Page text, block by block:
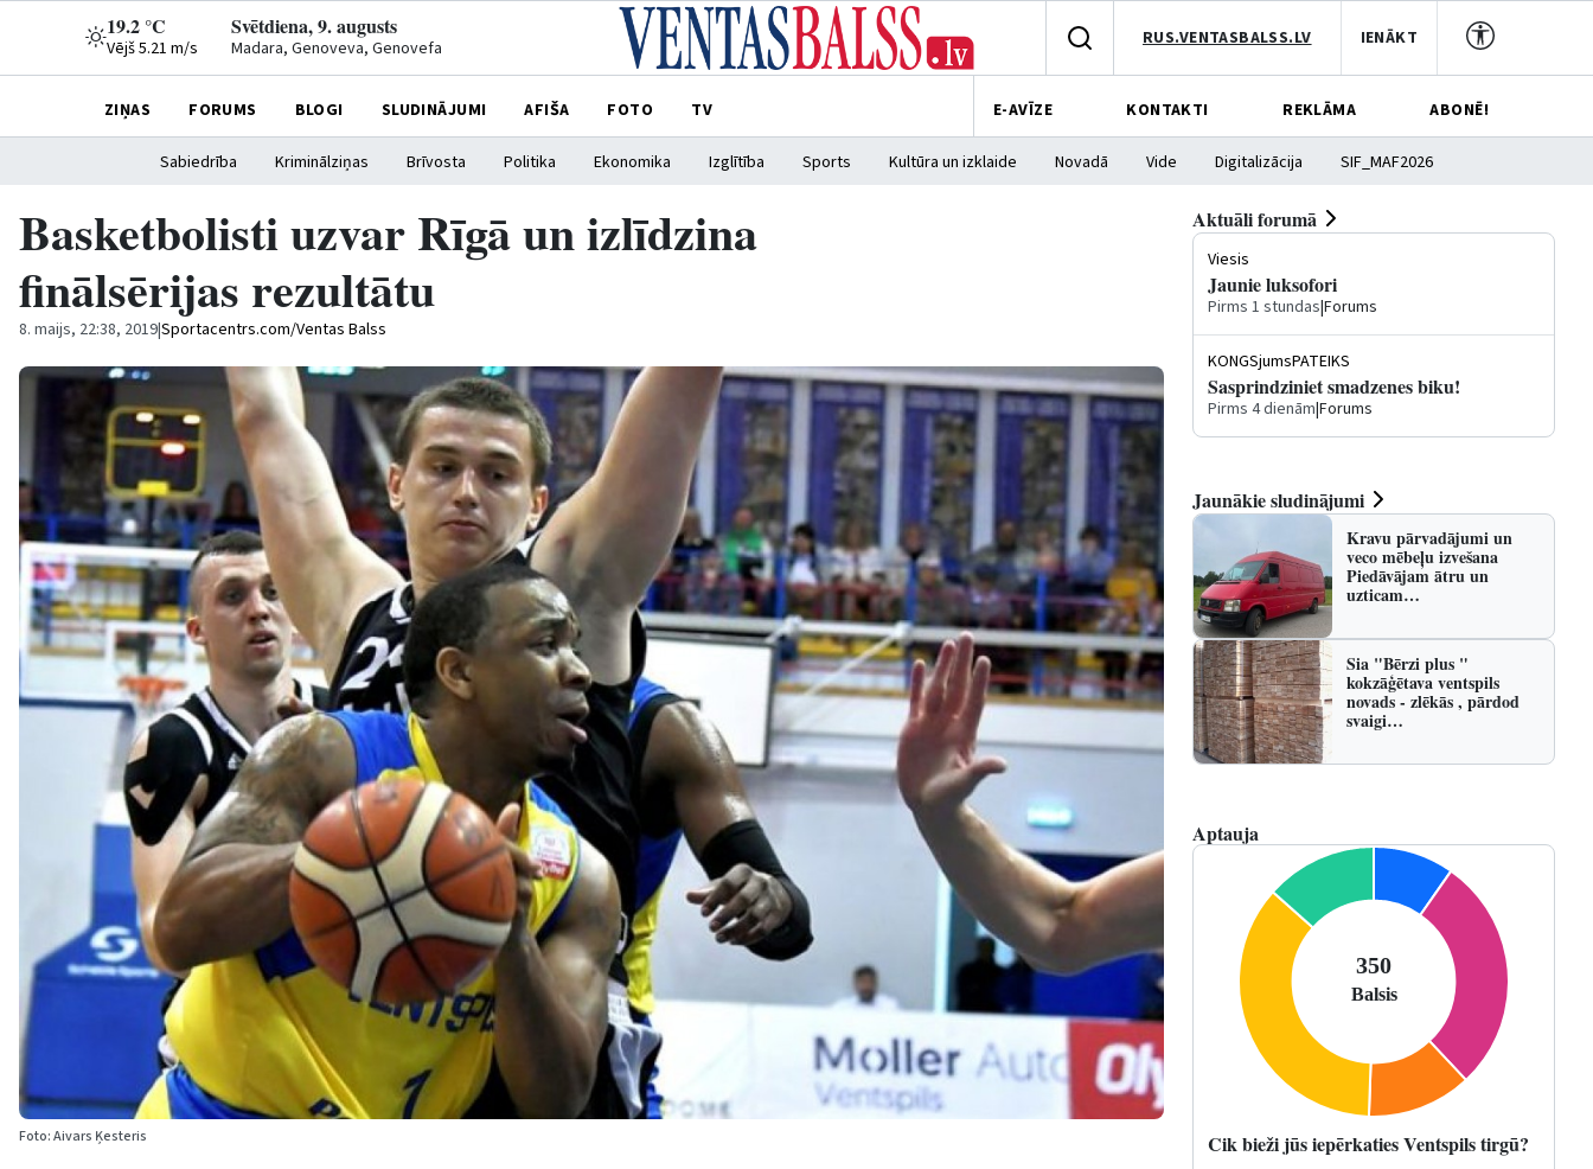
19.2 °C
Vējš 5.21 m/s
Svētdiena, 9. augusts
Madara, Genoveva, Genovefa RUS.VENTASBALSS.LV IENĀKT
ZIŅAS FORUMS BLOGI SLUDINĀJUMI AFIŠA FOTO TV E-AVĪZE KONTAKTI REKLĀMA ABONĒ!
Sabiedrība Kriminālziņas Brīvosta Politika Ekonomika Izglītība Sports Kultūra un izklaide Novadā Vide Digitalizācija SIF_MAF2026
Basketbolisti uzvar Rīgā un izlīdzina
finālsērijas rezultātu
8. maijs, 22:38, 2019|Sportacentrs.com/Ventas Balss
Foto: Aivars Ķesteris
Aktuāli forumā
Viesis
Jaunie luksofori
Pirms 1 stundas|Forums
KONGSjumsPATEIKS
Sasprindziniet smadzenes biku!
Pirms 4 dienām|Forums
Jaunākie sludinājumi
Kravu pārvadājumi un
veco mēbeļu izvešana
Piedāvājam ātru un
uzticam…
Sia "Bērzi plus "
kokzāģētava ventspils
novads - zlēkās , pārdod
svaigi…
Aptauja
Cik bieži jūs iepērkaties Ventspils tirgū?